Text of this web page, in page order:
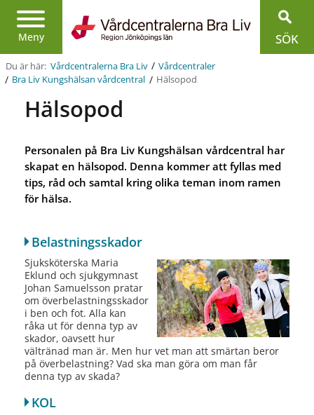
Meny
Region
Jönköpings
län
SÖK
Du är här: Vårdcentralerna Bra Liv / Vårdcentraler
/ Bra Liv Kungshälsan vårdcentral / Hälsopod
Hälsopod
Personalen på Bra Liv Kungshälsan vårdcentral har
skapat en hälsopod. Denna kommer att fyllas med
tips, råd och samtal kring olika teman inom ramen
för hälsa.
Belastningsskador
Sjuksköterska Maria
Eklund och sjukgymnast
Johan Samuelsson pratar
om överbelastningsskador
i ben och fot. Alla kan
råka ut för denna typ av
skador, oavsett hur
vältränad man är. Men hur vet man att smärtan beror
på överbelastning? Vad ska man göra om man får
denna typ av skada?
KOL